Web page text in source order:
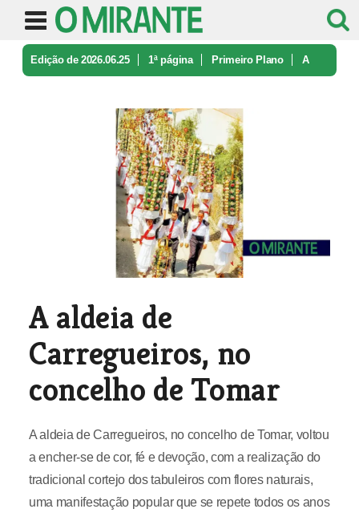
Edição de 2026.06.25 1ª página Primeiro Plano A
A aldeia de
Carregueiros, no
concelho de Tomar
A aldeia de Carregueiros, no concelho de Tomar, voltou
a encher-se de cor, fé e devoção, com a realização do
tradicional cortejo dos tabuleiros com flores naturais,
uma manifestação popular que se repete todos os anos